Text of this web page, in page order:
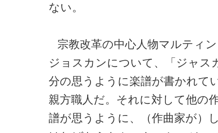
ない。
宗教改革の中心人物マルティ
ジョスカンについて、「ジャス
分の思うように楽譜が書かれて
親方職人だ。それに対して他の
譜が思うように、（作曲家が）